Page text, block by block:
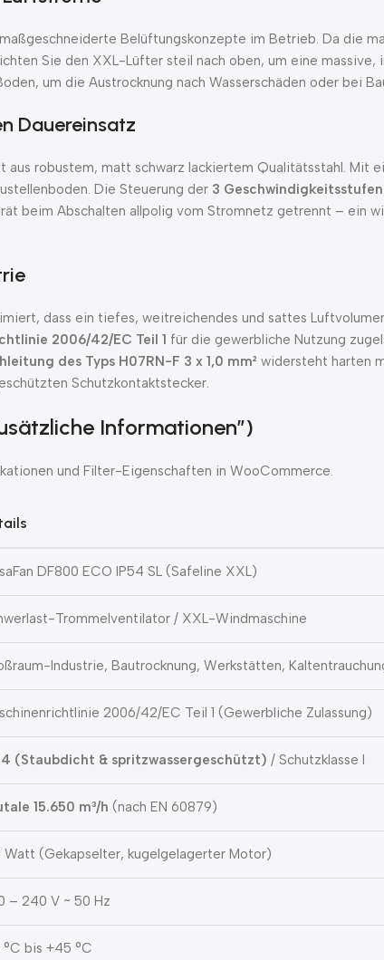
Belüftungskonzepte im Betrieb. Da die
Sie den XXL-Lüfter steil nach oben, um eine
um die Austrocknung nach Wasserschäden oder bei
Dauereinsatz
aus robustem, matt schwarz lackiertem Qualitätsstahl. Mit
Die Steuerung der 3 Geschwindigkeitsstufen
beim Abschalten allpolig vom Stromnetz getrennt – ein
dass ein tiefes, weitreichendes und sattes
2006/42/EC Teil 1 für die gewerbliche Nutzung
des Typs H07RN-F 3 x 1,0 mm² widersteht harten
Schutzkontaktstecker.
Informationen”)
und Filter-Eigenschaften in WooCommerce.
DF800 ECO IP54 SL (Safeline XXL)
Trommelventilator / XXL-Windmaschine
Industrie, Bautrocknung, Werkstätten,
2006/42/EC Teil 1 (Gewerbliche Zulassung)
(Staubdicht & spritzwassergeschützt) / Schutzklasse I
15.650 m³/h (nach EN 60879)
Watt (Gekapselter, kugelgelagerter Motor)
– 240 V ~ 50 Hz
°C bis +45 °C